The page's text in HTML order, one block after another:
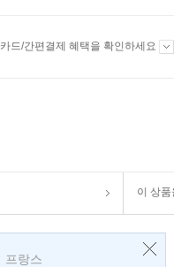
카드/간편결제 혜택을 확인하세요
이 상품
프랑스